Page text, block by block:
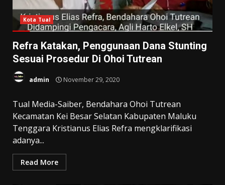
Kota Tual
Refra Katakan, Penggunaan Dana Stunting
Sesuai Prosedur Di Ohoi Tutrean
admin November 29, 2020
Tual Media-Saiber, Bendahara Ohoi Tutrean
Kecamatan Kei Besar Selatan Kabupaten Maluku
Tenggara Kristianus Elias Refra mengklarifikasi
adanya...
Read More